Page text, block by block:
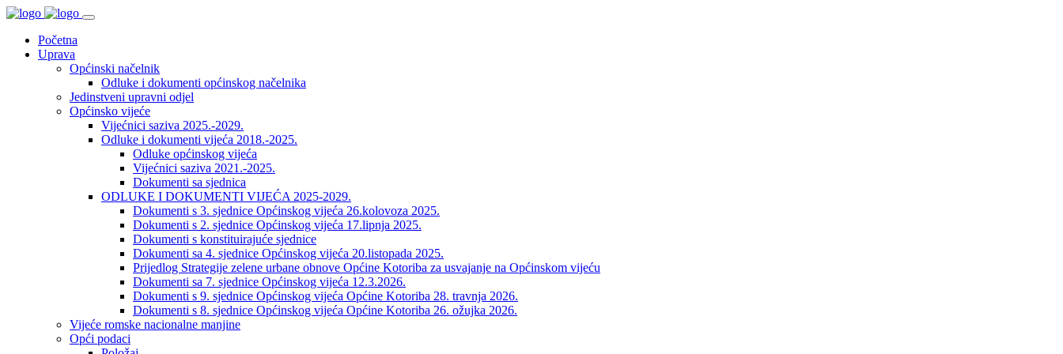
Početna
Uprava
Općinski načelnik
Odluke i dokumenti općinskog načelnika
Jedinstveni upravni odjel
Općinsko vijeće
Vijećnici saziva 2025.-2029.
Odluke i dokumenti vijeća 2018.-2025.
Odluke općinskog vijeća
Vijećnici saziva 2021.-2025.
Dokumenti sa sjednica
ODLUKE I DOKUMENTI VIJEĆA 2025-2029.
Dokumenti s 3. sjednice Općinskog vijeća 26.kolovoza 2025.
Dokumenti s 2. sjednice Općinskog vijeća 17.lipnja 2025.
Dokumenti s konstituirajuće sjednice
Dokumenti sa 4. sjednice Općinskog vijeća 20.listopada 2025.
Prijedlog Strategije zelene urbane obnove Općine Kotoriba za usvajanje na Općinskom vijeću
Dokumenti sa 7. sjednice Općinskog vijeća 12.3.2026.
Dokumenti s 9. sjednice Općinskog vijeća Općine Kotoriba 28. travnja 2026.
Dokumenti s 8. sjednice Općinskog vijeća Općine Kotoriba 26. ožujka 2026.
Vijeće romske nacionalne manjine
Opći podaci